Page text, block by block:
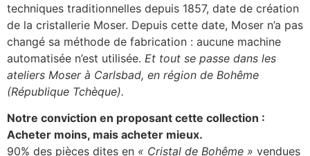
techniques traditionnelles depuis 1857, date de création
de la cristallerie Moser. Depuis cette date, Moser n’a pas
changé sa méthode de fabrication : aucune machine
automatisée n’est utilisée. Et tout se passe dans les
ateliers Moser à Carlsbad, en région de Bohême
(République Tchèque).
Notre conviction en proposant cette collection :
Acheter moins, mais acheter mieux.
90% des pièces dites en « Cristal de Bohême » vendues